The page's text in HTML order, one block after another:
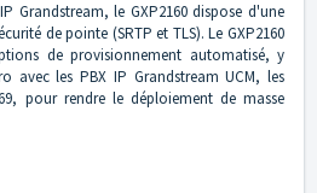
Grandstream, le GXP2160 dispose d'une
de pointe (SRTP et TLS). Le GXP2160
de provisionnement automatisé, y
avec les PBX IP Grandstream UCM, les
pour rendre le déploiement de masse